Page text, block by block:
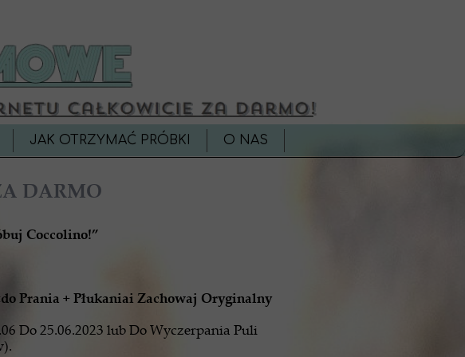
JAK OTRZYMAĆ PRÓBKI O NAS
Coccolino!”
Prania + Płukaniai Zachowaj Oryginalny
Do 25.06.2023 lub Do Wyczerpania Puli
DARMO